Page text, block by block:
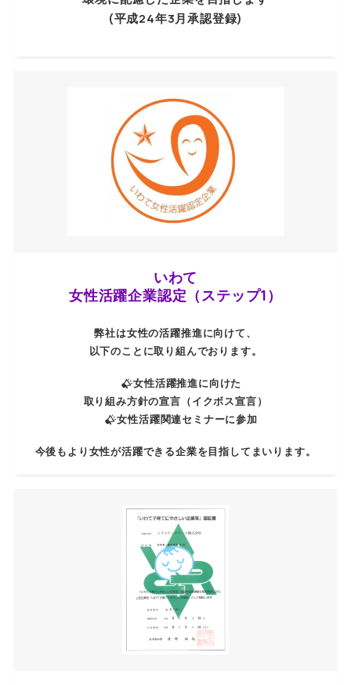
(平成24年3月承認登録)
いわて
女性活躍企業認定（ステップ1）
弊社は女性の活躍推進に向けて、
以下のことに取り組んでおります。
女性活躍推進に向けた
取り組み方針の宣言 （イクボス宣言）
女性活躍関連セミナーに参加
今後もより女性が活躍できる企業を目指してまいります。